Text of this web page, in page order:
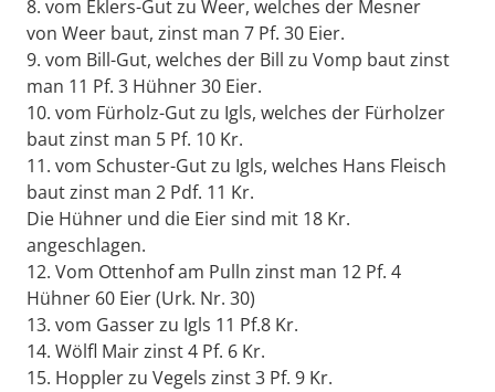
8. vom Eklers-Gut zu Weer, welches der Mesner
von Weer baut, zinst man 7 Pf. 30 Eier.
9. vom Bill-Gut, welches der Bill zu Vomp baut zinst
man 11 Pf. 3 Hühner 30 Eier.
10. vom Fürholz-Gut zu Igls, welches der Fürholzer
baut zinst man 5 Pf. 10 Kr.
11. vom Schuster-Gut zu Igls, welches Hans Fleisch
baut zinst man 2 Pdf. 11 Kr.
Die Hühner und die Eier sind mit 18 Kr.
angeschlagen.
12. Vom Ottenhof am Pulln zinst man 12 Pf. 4
Hühner 60 Eier (Urk. Nr. 30)
13. vom Gasser zu Igls 11 Pf.8 Kr.
14. Wölfl Mair zinst 4 Pf. 6 Kr.
15. Hoppler zu Vegels zinst 3 Pf. 9 Kr.